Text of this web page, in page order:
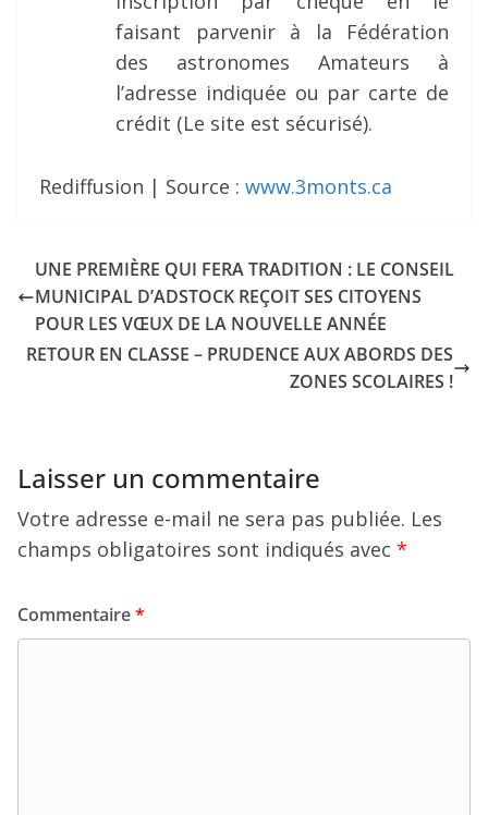
faisant parvenir à la Fédération
des astronomes Amateurs à
l’adresse indiquée ou par carte de
crédit (Le site est sécurisé).
Rediffusion | Source : www.3monts.ca
UNE PREMIÈRE QUI FERA TRADITION : LE CONSEIL
MUNICIPAL D’ADSTOCK REÇOIT SES CITOYENS
POUR LES VŒUX DE LA NOUVELLE ANNÉE
RETOUR EN CLASSE – PRUDENCE AUX ABORDS DES
ZONES SCOLAIRES !
Laisser un commentaire
Votre adresse e-mail ne sera pas publiée. Les
champs obligatoires sont indiqués avec *
Commentaire*